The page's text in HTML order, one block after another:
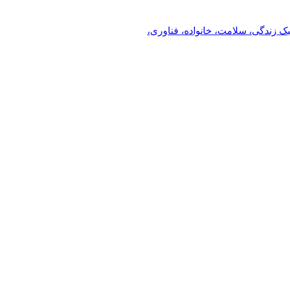
زندگی، سلامت، خانواده، فناوری،